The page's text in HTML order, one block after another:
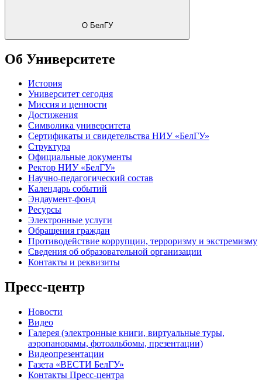
О БелГУ
Об Университете
История
Университет сегодня
Миссия и ценности
Достижения
Символика университета
Сертификаты и свидетельства НИУ «БелГУ»
Структура
Официальные документы
Ректор НИУ «БелГУ»
Научно-педагогический состав
Календарь событий
Эндаумент-фонд
Ресурсы
Электронные услуги
Обращения граждан
Противодействие коррупции, терроризму и экстремизму
Сведения об образовательной организации
Контакты и реквизиты
Пресс-центр
Новости
Видео
Галерея (электронные книги, виртуальные туры,
аэропанорамы, фотоальбомы, презентации)
Видеопрезентации
Газета «ВЕСТИ БелГУ»
Контакты Пресс-центра